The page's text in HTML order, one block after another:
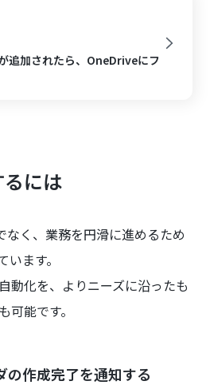
追加されたら、OneDriveにフ
には
く、業務を円滑に進めるため
ます。
動化を、よりニーズに沿ったも
可能です。
の作成完了を通知する